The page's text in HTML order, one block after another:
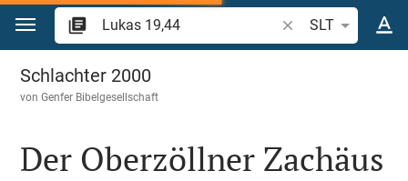
Zum Inhalt springen
Bibelstelle oder
SLT
Lukas 19
Schlachter 2000
vonGenfer Bibelgesellschaft
Der Oberzöllner Zachäus